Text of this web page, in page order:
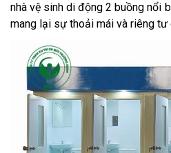
nhà vệ sinh di động 2 buồng nổi
mang lại sự thoải mái và riêng